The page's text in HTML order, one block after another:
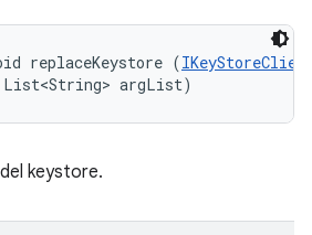
replaceKeystore (
argList)
keystore.